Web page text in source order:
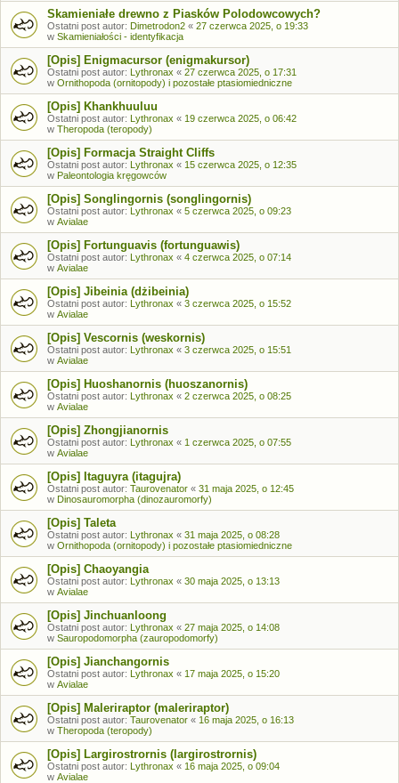
Skamieniałe drewno z Piasków Polodowcowych?
Ostatni post autor: Dimetrodon2 « 27 czerwca 2025, o 19:33
w Skamieniałości - identyfikacja
[Opis] Enigmacursor (enigmakursor)
Ostatni post autor: Lythronax « 27 czerwca 2025, o 17:31
w Ornithopoda (ornitopody) i pozostałe ptasiomiedniczne
[Opis] Khankhuuluu
Ostatni post autor: Lythronax « 19 czerwca 2025, o 06:42
w Theropoda (teropody)
[Opis] Formacja Straight Cliffs
Ostatni post autor: Lythronax « 15 czerwca 2025, o 12:35
w Paleontologia kręgowców
[Opis] Songlingornis (songlingornis)
Ostatni post autor: Lythronax « 5 czerwca 2025, o 09:23
w Avialae
[Opis] Fortunguavis (fortunguawis)
Ostatni post autor: Lythronax « 4 czerwca 2025, o 07:14
w Avialae
[Opis] Jibeinia (dżibeinia)
Ostatni post autor: Lythronax « 3 czerwca 2025, o 15:52
w Avialae
[Opis] Vescornis (weskornis)
Ostatni post autor: Lythronax « 3 czerwca 2025, o 15:51
w Avialae
[Opis] Huoshanornis (huoszanornis)
Ostatni post autor: Lythronax « 2 czerwca 2025, o 08:25
w Avialae
[Opis] Zhongjianornis
Ostatni post autor: Lythronax « 1 czerwca 2025, o 07:55
w Avialae
[Opis] Itaguyra (itagujra)
Ostatni post autor: Taurovenator « 31 maja 2025, o 12:45
w Dinosauromorpha (dinozauromorfy)
[Opis] Taleta
Ostatni post autor: Lythronax « 31 maja 2025, o 08:28
w Ornithopoda (ornitopody) i pozostałe ptasiomiedniczne
[Opis] Chaoyangia
Ostatni post autor: Lythronax « 30 maja 2025, o 13:13
w Avialae
[Opis] Jinchuanloong
Ostatni post autor: Lythronax « 27 maja 2025, o 14:08
w Sauropodomorpha (zauropodomorfy)
[Opis] Jianchangornis
Ostatni post autor: Lythronax « 17 maja 2025, o 15:20
w Avialae
[Opis] Maleriraptor (maleriraptor)
Ostatni post autor: Taurovenator « 16 maja 2025, o 16:13
w Theropoda (teropody)
[Opis] Largirostrornis (largirostrornis)
Ostatni post autor: Lythronax « 16 maja 2025, o 09:04
w Avialae